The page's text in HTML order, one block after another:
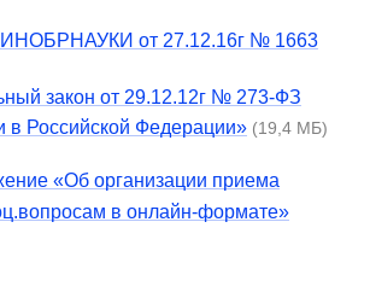
от 27.12.16г № 1663
закон от 29.12.12г № 273-ФЗ
в Российской Федерации» (19,4 МБ)
«Об организации приема
в онлайн-формате»